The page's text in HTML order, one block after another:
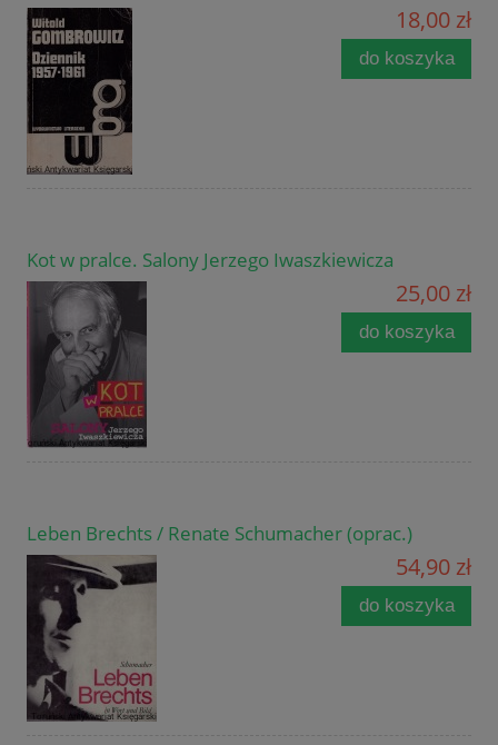
18,00 zł
do koszyka
Kot w pralce. Salony Jerzego Iwaszkiewicza
25,00 zł
do koszyka
Leben Brechts / Renate Schumacher (oprac.)
54,90 zł
do koszyka